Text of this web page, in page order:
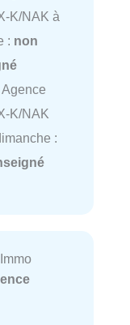
K/NAK à
: non
K/NAK
: